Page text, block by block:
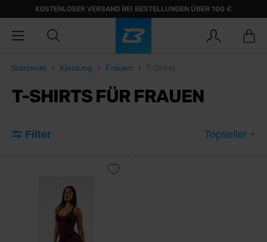
KOSTENLOSER VERSAND BEI BESTELLUNGEN ÜBER 100 €
Startseite Kleidung Frauen T-Shirts
T-SHIRTS FÜR FRAUEN
Filter Topseller